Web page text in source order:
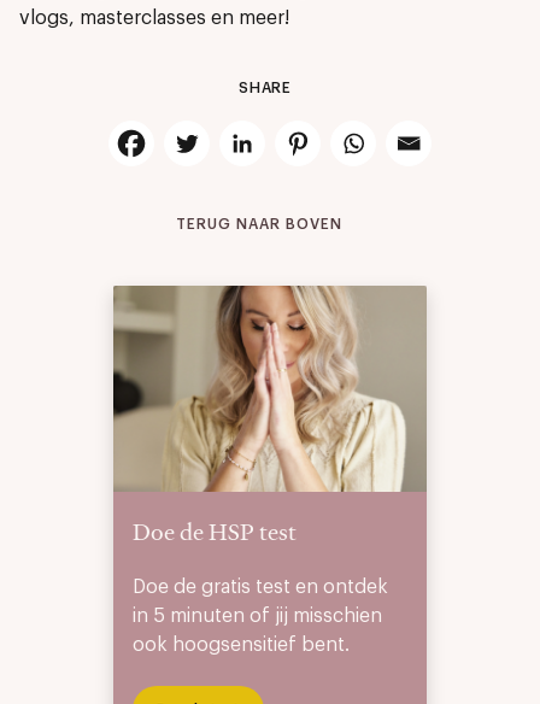
vlogs, masterclasses en meer!
SHARE
TERUG NAAR BOVEN
Doe de HSP test
Doe de gratis test en ontdek
in 5 minuten of jij misschien
ook hoogsensitief bent.